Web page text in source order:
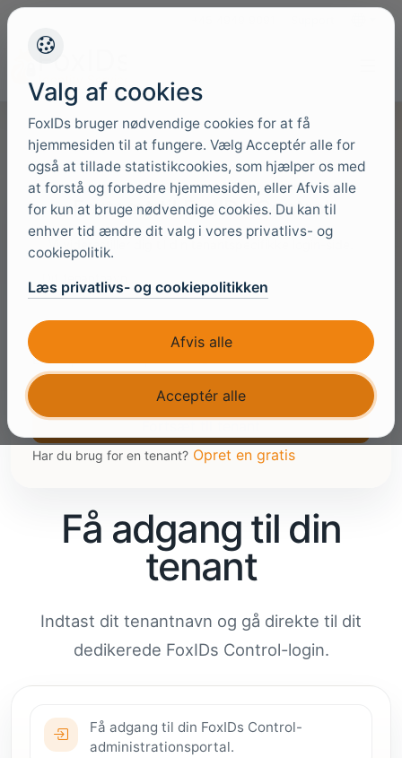
Få adgang til din
tenant
Indtast dit tenantnavn og gå direkte til dit
dedikerede FoxIDs Control-login.
Få adgang til din FoxIDs Control-
administrationsportal.
Fortsæt til FoxIDs Control
Vi viderestiller dig til din tenantspecifikke login-side.
Dit tenantnavn
Eksempel: hvis din portal-URL er
https://control.foxids.com/contoso , indtastcontoso.
Har du brug for en tenant? Opret en gratis
Valg af cookies
FoxIDs bruger nødvendige cookies for at få
hjemmesiden til at fungere. Vælg Acceptér alle for
også at tillade statistikcookies, som hjælper os med
at forstå og forbedre hjemmesiden, eller Afvis alle
for kun at bruge nødvendige cookies. Du kan til
enhver tid ændre dit valg i vores privatlivs- og
cookiepolitik.
Læs privatlivs- og cookiepolitikken
Afvis alle
Acceptér alle